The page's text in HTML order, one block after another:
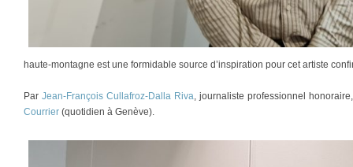
haute-montagne est une formidable source d’inspiration pour cet artiste
Par Jean-François Cullafroz-Dalla Riva , journaliste professionnel
Courrier (quotidien à Genève).